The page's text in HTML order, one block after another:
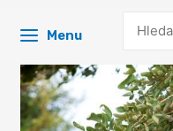
Menu
for: